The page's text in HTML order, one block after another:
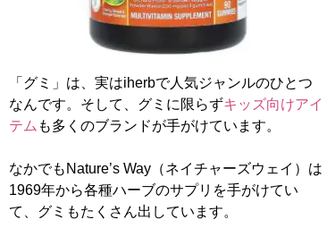
「グミ」は、実はiherbで人気ジャンルのひとつ
なんです。そして、グミに限らずキッズ向けアイ
テム も多くのブランドが手がけています。
なかでもNature’s Way（ネイチャーズウェイ）は
1969年から各種ハーブのサプリを手がけてい
て、グミもたくさん出しています。